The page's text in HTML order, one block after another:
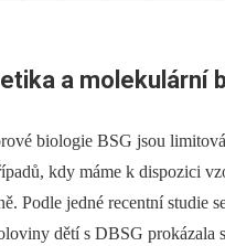
a molekulární
biologie BSG jsou
kdy máme k dispozici
Podle jedné recentní studie
dětí s DBSG prokázala